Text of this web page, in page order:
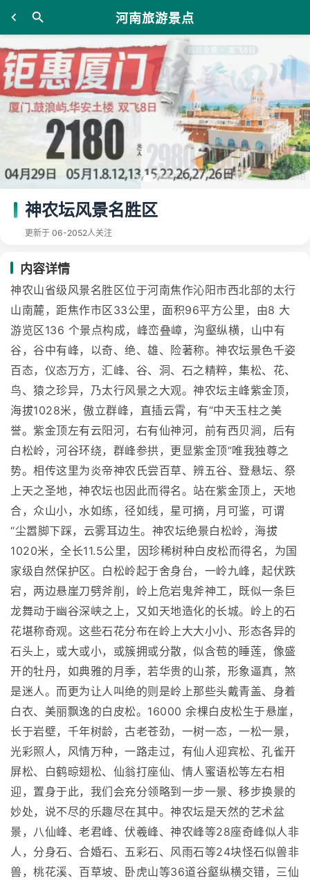
河南旅游景点
神农坛风景名胜区
更新于 06-2052人关注
内容详情
神农山省级风景名胜区位于河南焦作沁阳市西北部的太行
山南麓，距焦作市区33公里，面积96平方公里，由8 大
游览区136 个景点构成，峰峦叠嶂，沟壑纵横，山中有
谷，谷中有峰，以奇、绝、雄、险著称。神农坛景色千姿
百态，仪态万方，汇峰、谷、洞、石之精粹，集松、花、
鸟、猿之珍异，乃太行风景之大观。神农坛主峰紫金顶，
海拔1028米，傲立群峰，直插云霄，有“中天玉柱之美
誉。紫金顶左有云阳河，右有仙神河，前有西贝涧，后有
白松岭，河谷环绕，群峰参拱，更显紫金顶“唯我独尊之
势。相传这里为炎帝神农氏尝百草、辨五谷、登悬坛、祭
上天之圣地，神农坛也因此而得名。站在紫金顶上，天地
合，众山小，水如练，径如线，星可摘，月可鉴，可谓
“尘嚣脚下踩，云雾耳边生。神农坛绝景白松岭，海拔
1020米，全长11.5公里，因珍稀树种白皮松而得名，为国
家级自然保护区。白松岭起于舍身台，一岭九峰，起伏跌
宕，两边悬崖刀劈斧削，岭上危岩鬼斧神工，既似一条巨
龙舞动于幽谷深峡之上，又如天地造化的长城。岭上的石
花堪称奇观。这些石花分布在岭上大大小小、形态各异的
石头上，或大或小，或簇拥或分散，似含苞的睡莲，像盛
开的牡丹，如典雅的月季，若华贵的山茶，形象逼真，煞
是迷人。而更为让人叫绝的则是岭上那些头戴青盖、身着
白衣、美丽飘逸的白皮松。16000 余棵白皮松生于悬崖，
长于岩壁，千年树龄，古老苍劲，一树一态，一松一景，
光彩照人，风情万种，一路走过，有仙人迎宾松、孔雀开
屏松、白鹤晾翅松、仙翁打座仙、情人蜜语松等左右相
迎，置身于此，我们会充分领略到一步一景、移步换景的
妙处，说不尽的乐趣尽在其中。神农坛是天然的艺术盆
景，八仙峰、老君峰、伏羲峰、神农峰等28座奇峰似人非
人，分身石、合婚石、五彩石、风雨石等24块怪石似兽非
兽，桃花溪、百草坡、卧虎山等36道谷壑纵横交错，三仙